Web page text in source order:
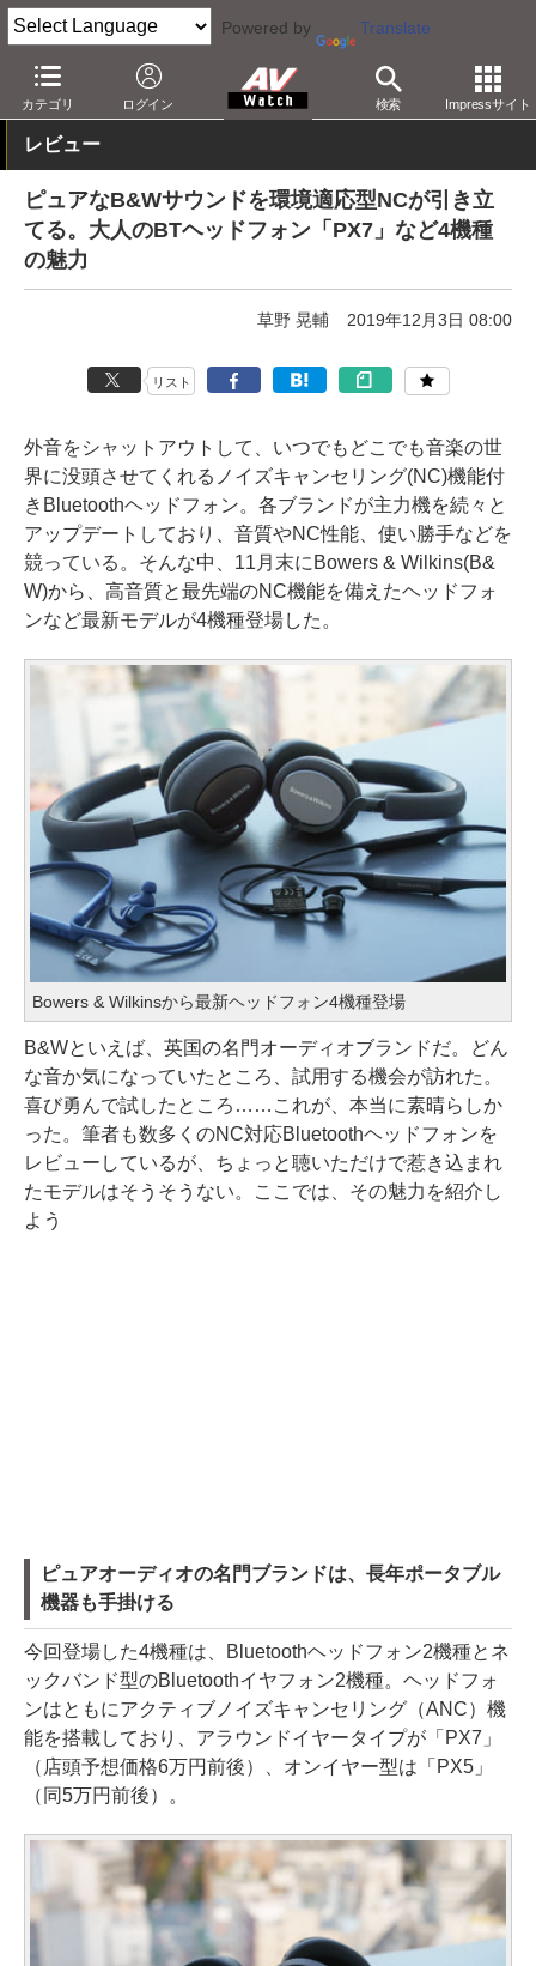
Powered by Translate
カテゴリ ログイン 検索 Impressサイト
AV Watch 製品 ヘッドフォン その他
レビュー
ピュアなB&Wサウンドを環境適応型NCが引き立
てる。大人のBTヘッドフォン「PX7」など4機種
の魅力
草野 晃輔 2019年12月3日 08:00
リスト
外音をシャットアウトして、いつでもどこでも音楽の世
界に没頭させてくれるノイズキャンセリング(NC)機能付
きBluetoothヘッドフォン。各ブランドが主力機を続々と
アップデートしており、音質やNC性能、使い勝手などを
競っている。そんな中、11月末にBowers & Wilkins(B&
W)から、高音質と最先端のNC機能を備えたヘッドフォ
ンなど最新モデルが4機種登場した。
Bowers & Wilkinsから最新ヘッドフォン4機種登場
B&Wといえば、英国の名門オーディオブランドだ。どん
な音か気になっていたところ、試用する機会が訪れた。
喜び勇んで試したところ……これが、本当に素晴らしか
った。筆者も数多くのNC対応Bluetoothヘッドフォンを
レビューしているが、ちょっと聴いただけで惹き込まれ
たモデルはそうそうない。ここでは、その魅力を紹介し
よう
ピュアオーディオの名門ブランドは、長年ポータブル
機器も手掛ける
今回登場した4機種は、Bluetoothヘッドフォン2機種とネ
ックバンド型のBluetoothイヤフォン2機種。ヘッドフォ
ンはともにアクティブノイズキャンセリング（ANC）機
能を搭載しており、アラウンドイヤータイプが「PX7」
（店頭予想価格6万円前後）、オンイヤー型は「PX5」
（同5万円前後）。